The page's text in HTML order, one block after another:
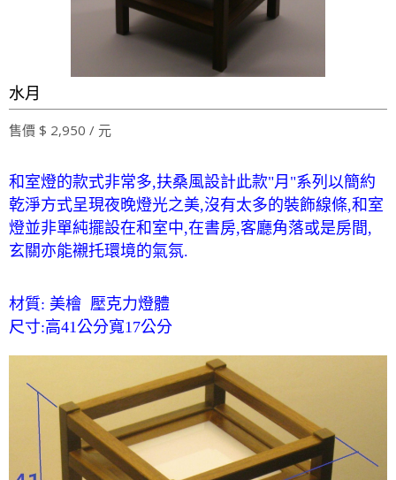
水月
售價 $ 2,950 / 元
和室燈的款式非常多,扶桑風設計此款"月"系列以簡約
乾淨方式呈現夜晚燈光之美,沒有太多的裝飾線條,和室
燈並非單純擺設在和室中,在書房,客廳角落或是房間,
玄關亦能襯托環境的氣氛.
材質: 美檜 壓克力燈體
尺寸:高41公分寬17公分